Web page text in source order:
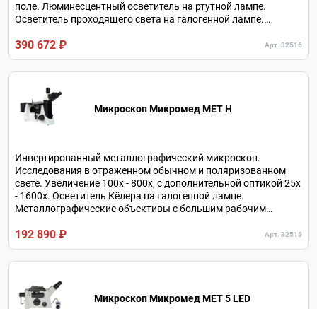
поле. Люминесцентный осветитель на ртутной лампе.
Осветитель проходящего света на галогенной лампе.
дополнительной оптикой 20х-960х. Тринокулярная
визуальная насадка. Револьверное устройство на 5
объективов.
390 672 ₽ Арт. 32516
Микроскоп Микромед МЕТ H
Инвертированный металлографический микроскоп.
Исследования в отраженном обычном и поляризованном
свете. Увеличение 100х - 800х, с дополнительной оптикой 25х
- 1600х. Осветитель Кёлера на галогенной лампе.
Металлографические объективы с большим рабочим
Револьверное устройство на 5 объективов.
192 890 ₽ Арт. 32515
Микроскоп Микромед МЕТ 5 LED